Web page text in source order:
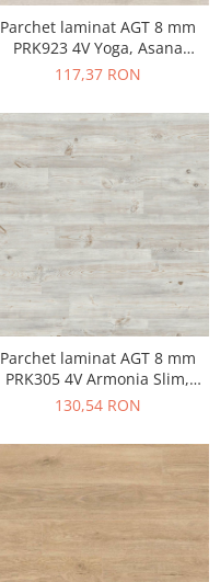
Parchet laminat AGT 8 mm
PRK923 4V Yoga, Asana
clasa32 AC4
117,37 RON
Parchet laminat AGT 8 mm
PRK305 4V Armonia Slim,
Ravello, clasa 32 AC4
130,54 RON